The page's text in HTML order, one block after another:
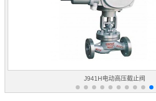
J941H电动高压截止阀